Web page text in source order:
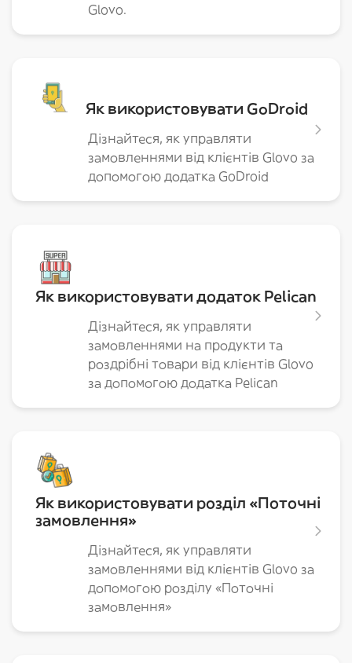
Glovo.
Як використовувати GoDroid
Дізнайтеся, як управляти
замовленнями від клієнтів Glovo за
допомогою додатка GoDroid
Як використовувати додаток Pelican
Дізнайтеся, як управляти
замовленнями на продукти та
роздрібні товари від клієнтів Glovo
за допомогою додатка Pelican
Як використовувати розділ «Поточні
замовлення»
Дізнайтеся, як управляти
замовленнями від клієнтів Glovo за
допомогою розділу «Поточні
замовлення»